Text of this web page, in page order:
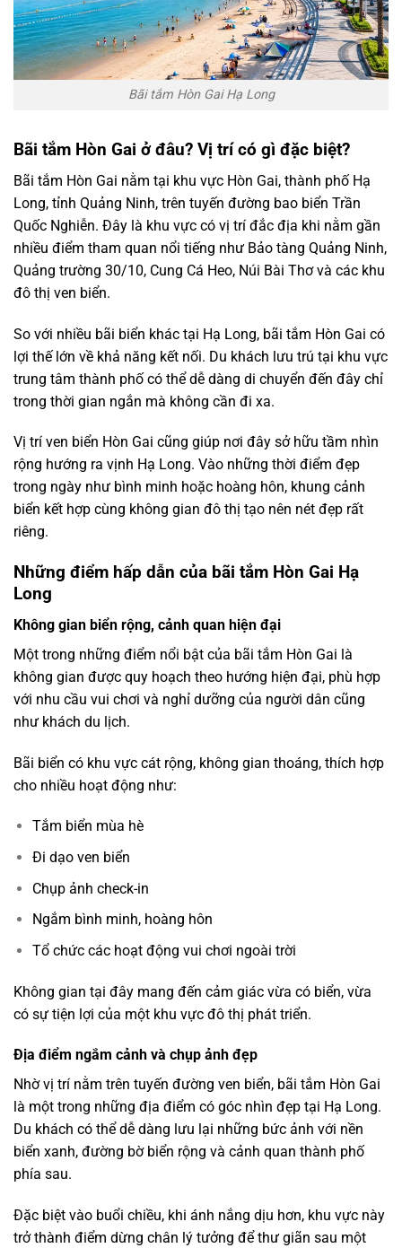
Bãi tắm Hòn Gai Hạ Long
Bãi tắm Hòn Gai ở đâu? Vị trí có gì đặc biệt?
Bãi tắm Hòn Gai nằm tại khu vực Hòn Gai, thành phố Hạ
Long, tỉnh Quảng Ninh, trên tuyến đường bao biển Trần
Quốc Nghiễn. Đây là khu vực có vị trí đắc địa khi nằm gần
nhiều điểm tham quan nổi tiếng như Bảo tàng Quảng Ninh,
Quảng trường 30/10, Cung Cá Heo, Núi Bài Thơ và các khu
đô thị ven biển.
So với nhiều bãi biển khác tại Hạ Long, bãi tắm Hòn Gai có
lợi thế lớn về khả năng kết nối. Du khách lưu trú tại khu vực
trung tâm thành phố có thể dễ dàng di chuyển đến đây chỉ
trong thời gian ngắn mà không cần đi xa.
Vị trí ven biển Hòn Gai cũng giúp nơi đây sở hữu tầm nhìn
rộng hướng ra vịnh Hạ Long. Vào những thời điểm đẹp
trong ngày như bình minh hoặc hoàng hôn, khung cảnh
biển kết hợp cùng không gian đô thị tạo nên nét đẹp rất
riêng.
Những điểm hấp dẫn của bãi tắm Hòn Gai Hạ
Long
Không gian biển rộng, cảnh quan hiện đại
Một trong những điểm nổi bật của bãi tắm Hòn Gai là
không gian được quy hoạch theo hướng hiện đại, phù hợp
với nhu cầu vui chơi và nghỉ dưỡng của người dân cũng
như khách du lịch.
Bãi biển có khu vực cát rộng, không gian thoáng, thích hợp
cho nhiều hoạt động như:
Tắm biển mùa hè
Đi dạo ven biển
Chụp ảnh check-in
Ngắm bình minh, hoàng hôn
Tổ chức các hoạt động vui chơi ngoài trời
Không gian tại đây mang đến cảm giác vừa có biển, vừa
có sự tiện lợi của một khu vực đô thị phát triển.
Địa điểm ngắm cảnh và chụp ảnh đẹp
Nhờ vị trí nằm trên tuyến đường ven biển, bãi tắm Hòn Gai
là một trong những địa điểm có góc nhìn đẹp tại Hạ Long.
Du khách có thể dễ dàng lưu lại những bức ảnh với nền
biển xanh, đường bờ biển rộng và cảnh quan thành phố
phía sau.
Đặc biệt vào buổi chiều, khi ánh nắng dịu hơn, khu vực này
trở thành điểm dừng chân lý tưởng để thư giãn sau một